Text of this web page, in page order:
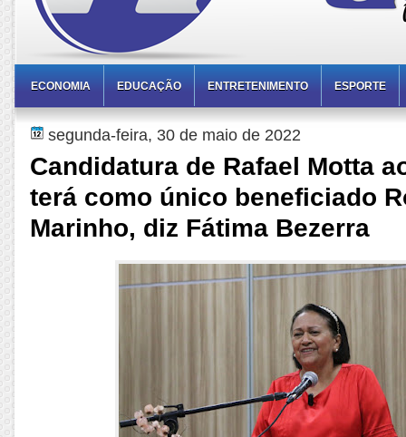
ECONOMIA EDUCAÇÃO ENTRETENIMENTO ESPORTE
segunda-feira, 30 de maio de 2022
Candidatura de Rafael Motta
terá como único beneficiado
Marinho, diz Fátima Bezerra